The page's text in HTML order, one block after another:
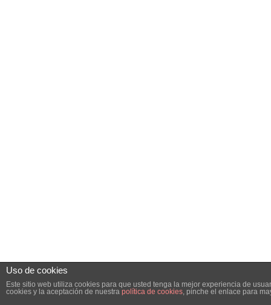
Uso de cookies
Este sitio web utiliza cookies para que usted tenga la mejor experiencia de
cookies y la aceptación de nuestra política de cookies, pinche el enlace para